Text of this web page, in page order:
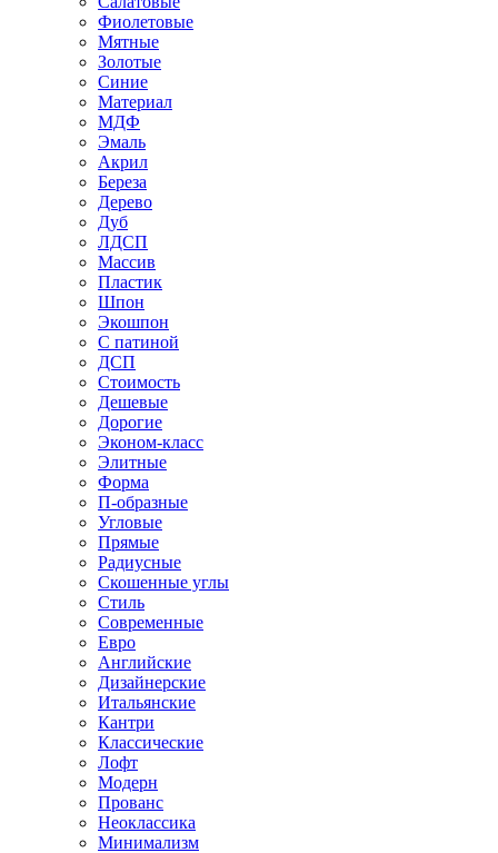
Фиолетовые
Мятные
Золотые
Синие
Материал
МДФ
Эмаль
Акрил
Береза
Дерево
Дуб
ЛДСП
Массив
Пластик
Шпон
Экошпон
С патиной
ДСП
Стоимость
Дешевые
Дорогие
Эконом-класс
Элитные
Форма
П-образные
Угловые
Прямые
Радиусные
Скошенные углы
Стиль
Современные
Евро
Английские
Дизайнерские
Итальянские
Кантри
Классические
Лофт
Модерн
Прованс
Неоклассика
Минимализм